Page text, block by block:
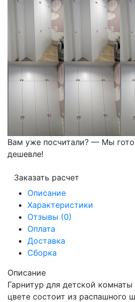
Вам уже посчитали? — Мы
дешевле!
Заказать расчет
Описание
Характеристики
Отзывы (0)
Оплата
Доставка
Сборка
Описание
Гарнитур для детской
цвете состоит из распашного